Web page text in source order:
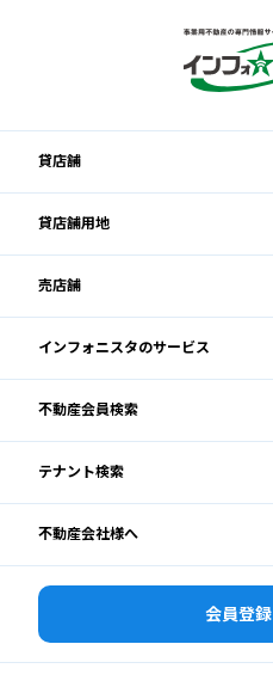
貸店舗
貸店舗用地
売店舗
インフォニスタのサービス
不動産会員検索
テナント検索
不動産会社様へ
会員登録